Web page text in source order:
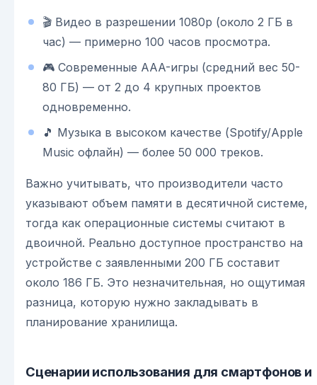
🎬 Видео в разрешении 1080p (около 2 ГБ в
час) — примерно 100 часов просмотра.
🎮 Современные AAA-игры (средний вес 50-
80 ГБ) — от 2 до 4 крупных проектов
одновременно.
🎵 Музыка в высоком качестве (Spotify/Apple
Music офлайн) — более 50 000 треков.
Важно учитывать, что производители часто
указывают объем памяти в десятичной системе,
тогда как операционные системы считают в
двоичной. Реально доступное пространство на
устройстве с заявленными 200 ГБ составит
около 186 ГБ. Это незначительная, но ощутимая
разница, которую нужно закладывать в
планирование хранилища.
Сценарии использования для смартфонов и